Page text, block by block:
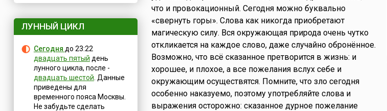
ЛУННЫЙ ЦИКЛ
Сегодня до 23:22
двадцать пятый день
лунного цикла, после -
двадцать шестой . Данные
приведены для
временного пояса Москвы.
Не забудьте сделать
что и провокационный. Сегодня можно буквально
«свернуть горы». Слова как никогда приобретают
магическую силу. Вся окружающая природа очень чутко
откликается на каждое слово, даже случайно обронённое.
Возможно, что всё сказанное претворится в жизнь: и
хорошее, и плохое, а все пожелания вслух себе и
окружающим осуществятся. Помните, что зло сегодня
особенно наказуемо, поэтому употребляйте слова и
выражения осторожно: сказанное дурное пожелание